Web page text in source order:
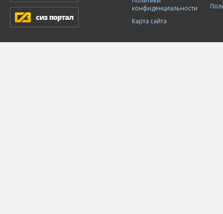
конфиденциальности
Карта сайта